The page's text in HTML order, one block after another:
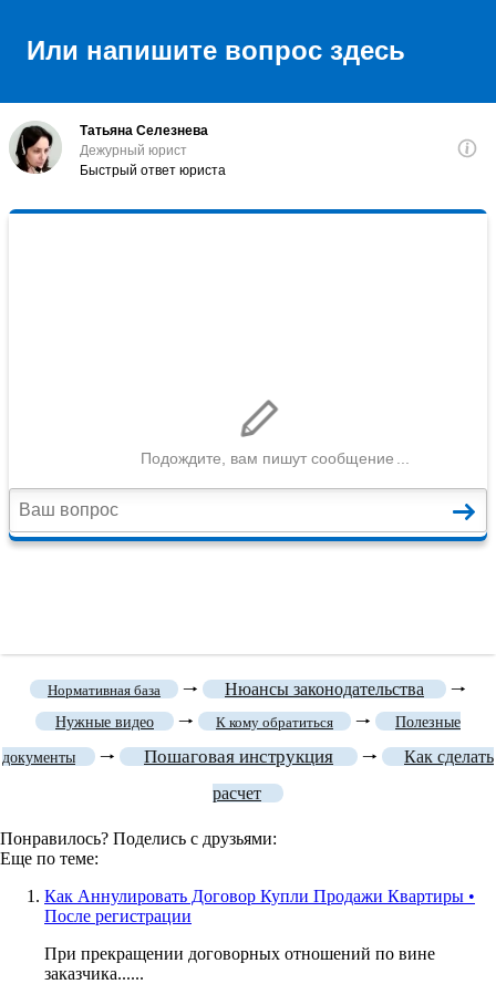
Нормативная база 🠒 Нюансы законодательства 🠒
Нужные видео 🠒 К кому обратиться 🠒 Полезные
документы 🠒 Пошаговая инструкция 🠒
Как сделать
расчет
Понравилось? Поделись с друзьями:
Еще по теме:
Как Аннулировать Договор Купли Продажи Квартиры •
После регистрации
При прекращении договорных отношений по вине
заказчика......